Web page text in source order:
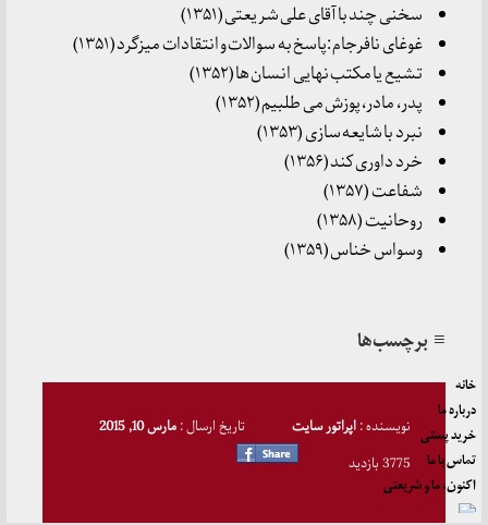
سخنی چند با آقای علی شریعتی (۱۳۵۱)
غوغای نافرجام :پاسخ به سوالات و انتقادات میزگرد (۱۳۵۱)
تشیع یا مکتب نهایی انسان ها (۱۳۵۲)
پدر، مادر، پوزش می طلبیم (۱۳۵۲)
نبرد با شایعه سازی (۱۳۵۳)
خرد داوری کند (۱۳۵۶)
شفاعت (۱۳۵۷)
روحانیت (۱۳۵۸)
وسواس خناس (۱۳۵۹)
≡ برچسب‌ها
نویسنده :اپراتور سایت تاریخ ارسال :مارس 10, 2015
3775 بازدید
خانه
درباره ما
خرید پستی
تماس با ما
اکنون، ما و شریعتی